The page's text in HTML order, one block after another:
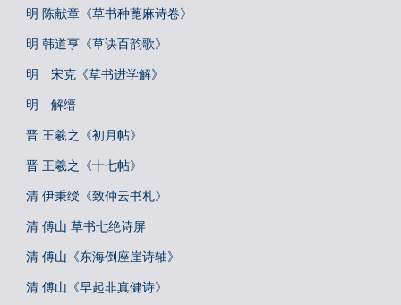
明 陈献章《草书种蓖麻诗卷》
明 韩道亨《草诀百韵歌》
明 宋克《草书进学解》
明 解缙
晋 王羲之《初月帖》
晋 王羲之《十七帖》
清 伊秉绶《致仲云书札》
清 傅山 草书七绝诗屏
清 傅山《东海倒座崖诗轴》
清 傅山《早起非真健诗》